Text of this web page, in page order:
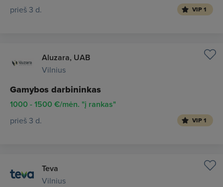
prieš 3 d. VIP 1
Aluzara, UAB
Vilnius
Gamybos darbininkas
1000 - 1500 €/mėn. "į rankas"
prieš 3 d. VIP 1
Teva
Vilnius